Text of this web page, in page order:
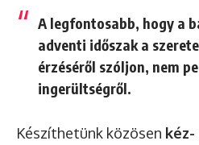
A legfontosabb, hogy a
adventi időszak a
érzéséről szóljon, nem
ingerültségről.
Készíthetünk közösen